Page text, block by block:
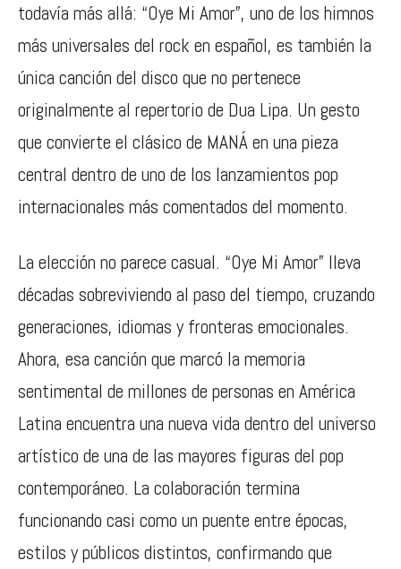
todavía más allá: “Oye Mi Amor”, uno de los himnos
más universales del rock en español, es también la
única canción del disco que no pertenece
originalmente al repertorio de Dua Lipa. Un gesto
que convierte el clásico de MANÁ en una pieza
central dentro de uno de los lanzamientos pop
internacionales más comentados del momento.
La elección no parece casual. “Oye Mi Amor” lleva
décadas sobreviviendo al paso del tiempo, cruzando
generaciones, idiomas y fronteras emocionales.
Ahora, esa canción que marcó la memoria
sentimental de millones de personas en América
Latina encuentra una nueva vida dentro del universo
artístico de una de las mayores figuras del pop
contemporáneo. La colaboración termina
funcionando casi como un puente entre épocas,
estilos y públicos distintos, confirmando que